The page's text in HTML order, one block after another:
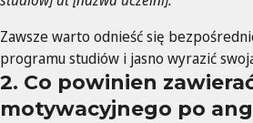
Zawsze warto odnieść się
programu studiów i jasno wyrazić
2. Co powinien
motywacyjnego po